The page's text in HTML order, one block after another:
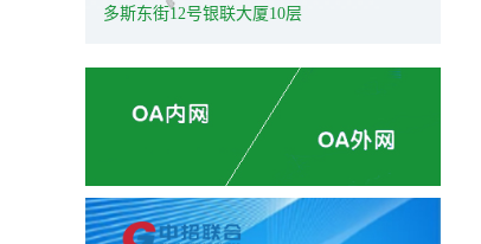
多斯东街12号银联大厦10层